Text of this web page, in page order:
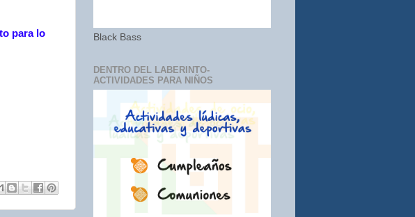
para lo
Black Bass
DENTRO DEL LABERINTO-
ACTIVIDADES PARA NIÑOS